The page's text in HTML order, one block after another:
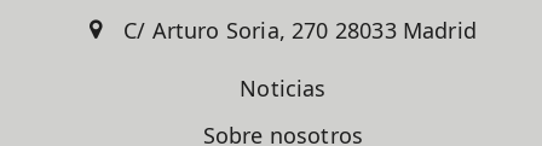
C/ Arturo Soria, 270 28033 Madrid
Noticias
Sobre nosotros